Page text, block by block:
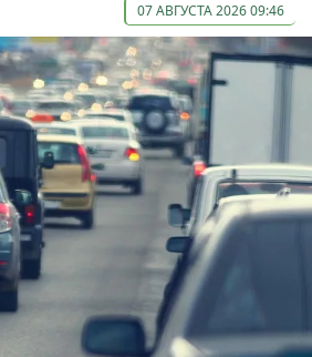
07 АВГУСТА 2026 09:46